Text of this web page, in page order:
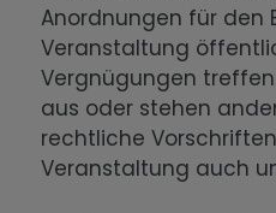
Anordnungen für den
Veranstaltung
Vergnügungen
aus oder stehen
rechtliche
Veranstaltung auch